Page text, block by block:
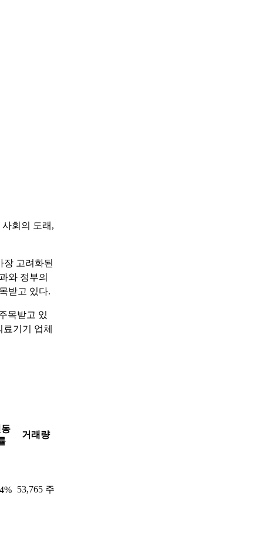
회의 도래,
장 고려화된
와 정부의
받고 있다.
목받고 있
기기 업체
거래량
53,765 주